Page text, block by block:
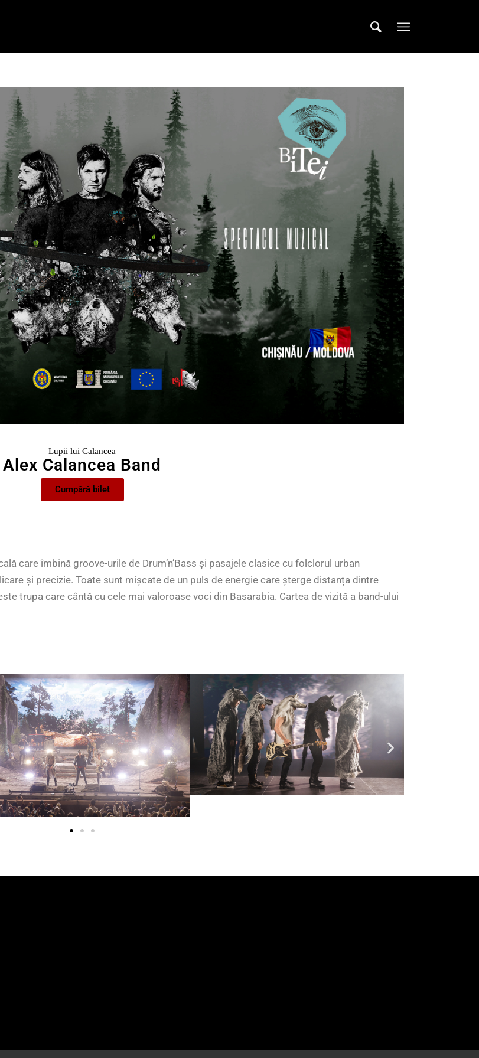
Lupii lui Calancea
Alex Calancea Band
Cumpără bilet
care îmbină groove-urile de Drum’n’Bass și pasajele clasice cu folclorul urban
și precizie. Toate sunt mișcate de un puls de energie care șterge distanța dintre
trupa care cântă cu cele mai valoroase voci din Basarabia. Cartea de vizită a band-ului